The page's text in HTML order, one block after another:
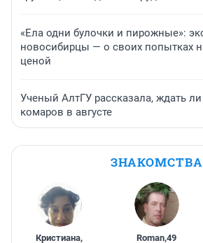
«Ела одни булочки и пирожные»:
новосибирцы — о своих попытках
ценой
Ученый АлтГУ рассказала, ждать
комаров в августе
ЗНАКОМСТВА
Кристиана,
Roman,49